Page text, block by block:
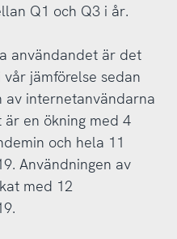
Q1 och Q3 i år.
användandet är det
jämförelse sedan
av internetanvändarna
är en ökning med 4
och hela 11
Användningen av
med 12